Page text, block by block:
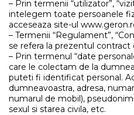
– Prin termenii “utilizator”,
intelegem toate persoanele
acceseaza site-ul
– Termenii “Regulament”,
se refera la prezentul contract
– Prin termenul “date
care le colectam de la
puteti fi identificat personal.
dumneavoastra, adresa,
numarul de mobil),
sexul si starea civila, etc.